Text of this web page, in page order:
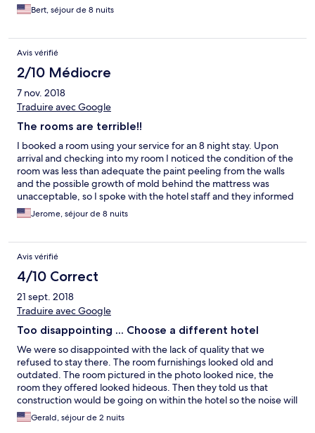
Bert, séjour de 8 nuits
Avis vérifié
2/10 Médiocre
7 nov. 2018
Traduire avec Google
The rooms are terrible!!
I booked a room using your service for an 8 night stay. Upon
arrival and checking into my room I noticed the condition of the
room was less than adequate the paint peeling from the walls
and the possible growth of mold behind the mattress was
unacceptable, so I spoke with the hotel staff and they informed
me that they would move my room but were unable too due to
occupancy and it would be 1 day before they could do so. As
have any issues until I noticed a roach in the bathroom on the
sink. Then 2 more in the bathroom the following day, as well as a
roach in the living area of the room. I notified hotel staff and
they sprayed with the bug killing product called "Raid". This
product only kills roaches if they're sprayed directly so it was
pretty much useless. At this point I was ready to leave and
with a solution to give me a $100 credit as well as refund 1 night
of my stay and move my room for the 3rd time. The 3rd room
was supposed to be a remodeled suit. Once again a roach and
the cleanliness of the room was terrible. See pics. See pics
below of each room. I didn't take pictures of the roaches in the
second room, I had already flushed them down the toilet, not
thinking. But the 3rd room I did. I'm in no way pleased with the
conditions of the rooms that I have stayed in.
Jerome, séjour de 8 nuits
Avis vérifié
4/10 Correct
21 sept. 2018
Traduire avec Google
Too disappointing ... Choose a different hotel
We were so disappointed with the lack of quality that we
refused to stay there. The room furnishings looked old and
outdated. The room pictured in the photo looked nice, the
room they offered looked hideous. Then they told us that
construction would be going on within the hotel so the noise will
probably be a distraction. No. Unacceptable. We decided to
stay elsewhere.
Gerald, séjour de 2 nuits